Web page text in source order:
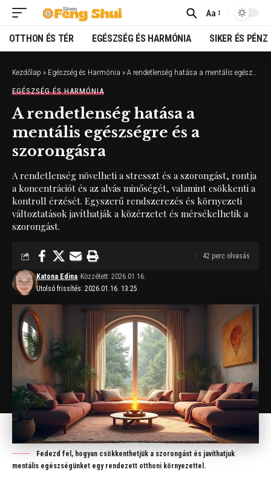
Font
Resizer
Aa
OTTHON ÉS TÉR EGÉSZSÉG ÉS HARMÓNIA SIKER ÉS PÉNZ
Kezdőlap » Egészség és Harmónia » A rendetlenség hatása a mentális egészségre és a szorongásra
EGÉSZSÉG ÉS HARMÓNIA
A rendetlenség hatása a
mentális egészségre és a
szorongásra
A rendetlenség növelheti a stresszt és a szorongást, rontja
a koncentrációt és az alvás minőségét, valamint csökkenti a
kontroll érzését. Egyszerű rendszerezés és környezeti
változtatások javíthatják a közérzetet és mérsékelhetik a
szorongást.
Utolsó frissítés: 2026.01.16. 13:25
Katona Edina Közzétett: 2026.01.16.
42 perc olvasás
Fedezd fel, hogyan csökkenthetjük a szorongást és javíthatjuk
mentális egészségünket egy rendezett otthoni környezettel.